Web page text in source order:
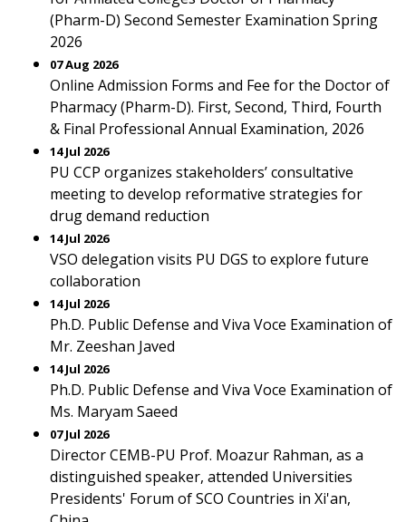
(Pharm-D) Second Semester Examination Spring
2026
07 Aug 2026
Online Admission Forms and Fee for the Doctor of
Pharmacy (Pharm-D). First, Second, Third, Fourth
& Final Professional Annual Examination, 2026
14 Jul 2026
PU CCP organizes stakeholders’ consultative
meeting to develop reformative strategies for
drug demand reduction
14 Jul 2026
VSO delegation visits PU DGS to explore future
collaboration
14 Jul 2026
Ph.D. Public Defense and Viva Voce Examination of
Mr. Zeeshan Javed
14 Jul 2026
Ph.D. Public Defense and Viva Voce Examination of
Ms. Maryam Saeed
07 Jul 2026
Director CEMB-PU Prof. Moazur Rahman, as a
distinguished speaker, attended Universities
Presidents' Forum of SCO Countries in Xi'an,